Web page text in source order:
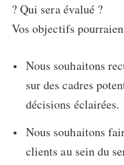
? Qui sera évalué ?
Vos objectifs
Nous souhaitons
sur des cadres
décisions éclairées.
Nous souhaitons
clients au sein du